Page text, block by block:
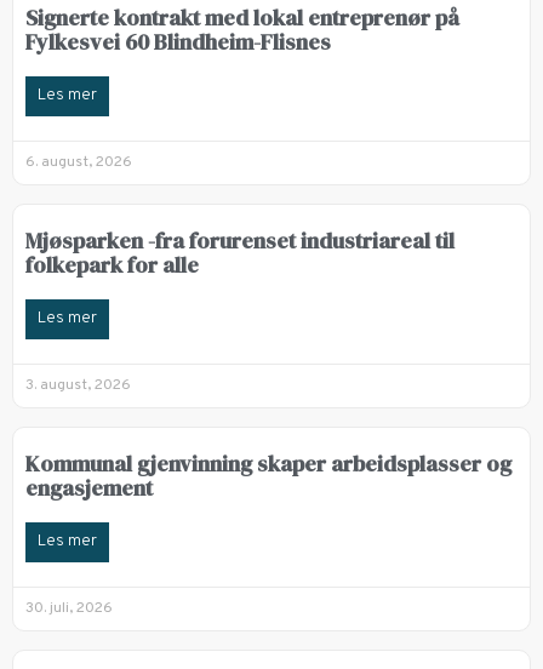
Signerte kontrakt med lokal entreprenør på
Fylkesvei 60 Blindheim-Flisnes
Les mer
6. august, 2026
Mjøsparken -fra forurenset industriareal til
folkepark for alle
Les mer
3. august, 2026
Kommunal gjenvinning skaper arbeidsplasser og
engasjement
Les mer
30. juli, 2026